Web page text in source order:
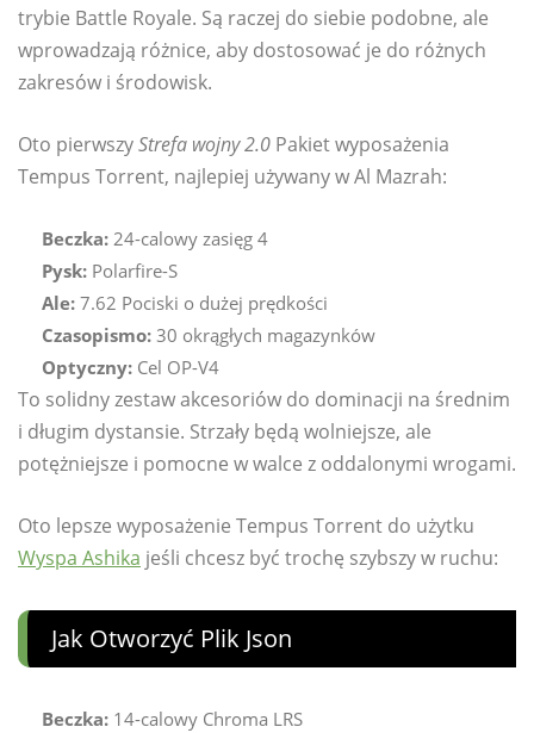
trybie Battle Royale. Są raczej do siebie podobne, ale
wprowadzają różnice, aby dostosować je do różnych
zakresów i środowisk.
Oto pierwszyStrefa wojny 2.0 Pakiet wyposażenia
Tempus Torrent, najlepiej używany w Al Mazrah:
Beczka: 24-calowy zasięg 4
Pysk: Polarfire-S
Ale: 7.62 Pociski o dużej prędkości
Czasopismo: 30 okrągłych magazynków
Optyczny: Cel OP-V4
To solidny zestaw akcesoriów do dominacji na średnim
i długim dystansie. Strzały będą wolniejsze, ale
potężniejsze i pomocne w walce z oddalonymi wrogami.
Oto lepsze wyposażenie Tempus Torrent do użytku
Wyspa Ashika jeśli chcesz być trochę szybszy w ruchu:
Jak Otworzyć Plik Json
Beczka: 14-calowy Chroma LRS